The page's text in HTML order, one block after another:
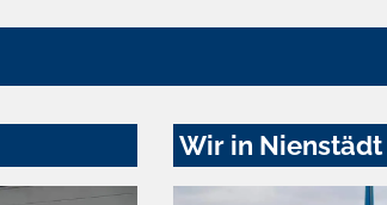
Wir in Nienstädt